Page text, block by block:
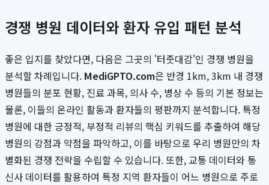
경쟁 병원 데이터와 환자 유입 패턴 분석
좋은 입지를 찾았다면, 다음은 그곳의 '터줏대감'인 경쟁 병원을
분석할 차례입니다. MediGPTO.com은 반경 1km, 3km 내 경쟁
병원들의 분포 현황, 진료 과목, 의사 수, 병상 수 등의 기본 정보는
물론, 이들의 온라인 활동과 환자들의 평판까지 분석합니다. 특정
병원에 대한 긍정적, 부정적 리뷰의 핵심 키워드를 추출하여 해당
병원의 강점과 약점을 파악하고, 이를 바탕으로 우리 병원만의 차
별화된 경쟁 전략을 수립할 수 있습니다. 또한, 교통 데이터와 통
신사 데이터를 활용하여 특정 지역 환자들이 어느 병원으로 주로